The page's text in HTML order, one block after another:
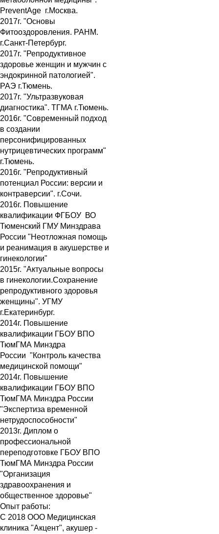
PreventAge г.Москва.
2017г. "Основы
Фитооздоровления. РАНМ.
г.Санкт-Петербург.
2017г. "Репродуктивное
здоровье женщин и мужчин с
эндокринной патологией".
РАЭ г.Тюмень.
2017г. "Ультразвуковая
диагностика". ТГМА г.Тюмень.
2016г. "Современный подход
в создании
персонифицированных
нутрицевтических программ"
г.Тюмень.
2016г. "Репродуктивный
потенциал России: версии и
контраверсии". г.Сочи.
2016г. Повышение
квалификации ФГБОУ ВО
Тюменский ГМУ Минздрава
России "Неотложная помощь
и реанимация в акушерстве и
гинекологии"
2015г. "Актуальные вопросы
в гинекологии.Сохранение
репродуктивного здоровья
женщины". УГМУ
г.Екатеринбург.
2014г. Повышение
квалификации ГБОУ ВПО
ТюмГМА Минздра
России "Контроль качества
медицинской помощи"
2014г. Повышение
квалификации ГБОУ ВПО
ТюмГМА Минздра России
"Экспертиза временной
нетрудоспособности"
2013г. Диплом о
профессиональной
переподготовке ГБОУ ВПО
ТюмГМА Минздра России
"Организация
здравоохранения и
общественное здоровье"
Опыт работы:
С 2018 ООО Медицинская
клиника "Акцент", акушер -